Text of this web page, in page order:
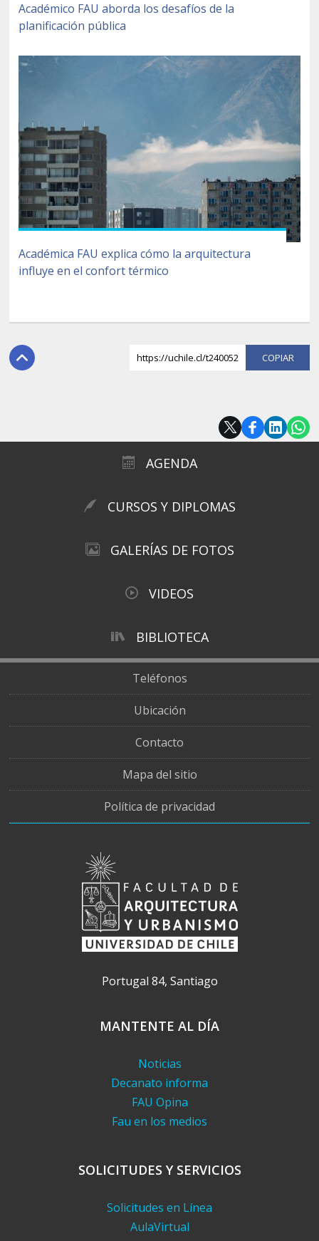
Académico FAU aborda los desafíos de la
planificación pública
Académica FAU explica cómo la arquitectura
influye en el confort térmico
https://uchile.cl/t240052
AGENDA
CURSOS Y DIPLOMAS
GALERÍAS DE FOTOS
VIDEOS
BIBLIOTECA
Teléfonos
Ubicación
Contacto
Mapa del sitio
Política de privacidad
Portugal 84, Santiago
MANTENTE AL DÍA
Noticias
Decanato informa
FAU Opina
Fau en los medios
SOLICITUDES Y SERVICIOS
Solicitudes en Línea
AulaVirtual